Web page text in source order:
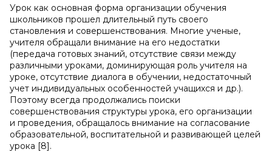
Урок как основная форма организации обучения
школьников прошел длительный путь своего
становления и совершенствования. Многие ученые,
учителя обращали внимание на его недостатки
(передача готовых знаний, отсутствие связи между
различными уроками, доминирующая роль учителя на
уроке, отсутствие диалога в обучении, недостаточный
учет индивидуальных особенностей учащихся и др.).
Поэтому всегда продолжались поиски
совершенствования структуры урока, его организации
и проведения, обращалось внимание на согласование
образовательной, воспитательной и развивающей целей
урока [8].